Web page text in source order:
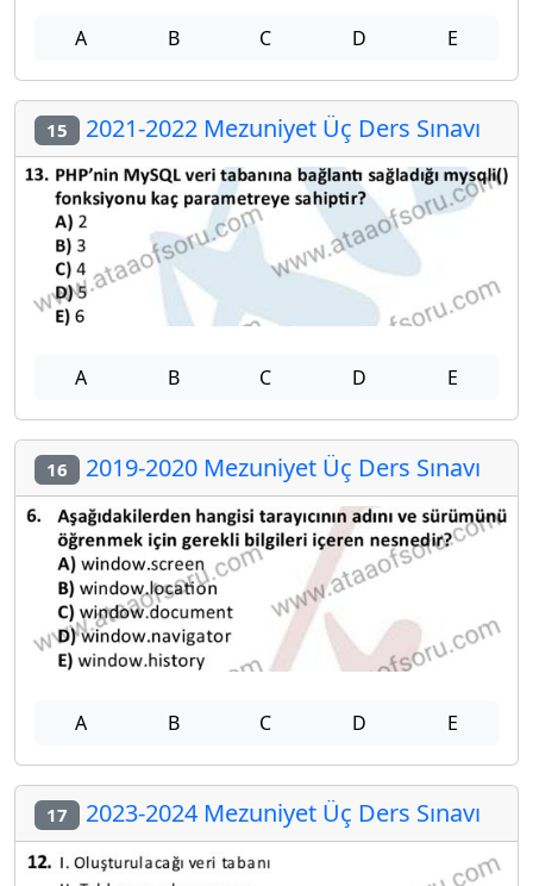
A B C D E
15 2021-2022 Mezuniyet Üç Ders Sınavı
A B C D E
16 2019-2020 Mezuniyet Üç Ders Sınavı
A B C D E
17 2023-2024 Mezuniyet Üç Ders Sınavı